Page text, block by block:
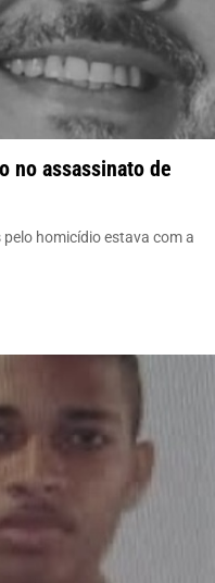
no assassinato de
homicídio estava com a